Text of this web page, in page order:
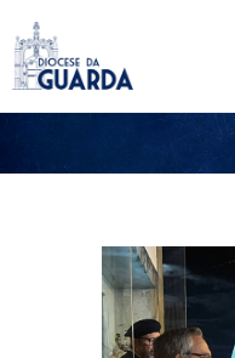
HOME
PARÓQUIAS
NOTÍCIAS
AGENDA